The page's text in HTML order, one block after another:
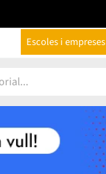
Escoles i empreses